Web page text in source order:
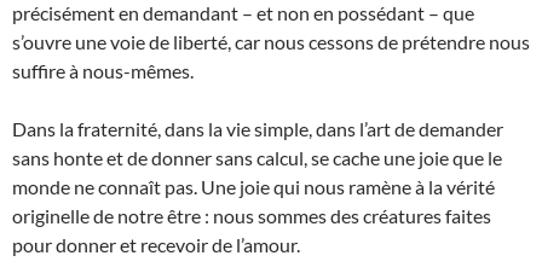
précisément en demandant – et non en possédant – que
s’ouvre une voie de liberté, car nous cessons de prétendre nous
suffire à nous-mêmes.
Dans la fraternité, dans la vie simple, dans l’art de demander
sans honte et de donner sans calcul, se cache une joie que le
monde ne connaît pas. Une joie qui nous ramène à la vérité
originelle de notre être : nous sommes des créatures faites
pour donner et recevoir de l’amour.